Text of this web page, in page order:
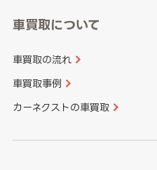
車買取について
車買取の流れ
車買取事例
カーネクストの車買取